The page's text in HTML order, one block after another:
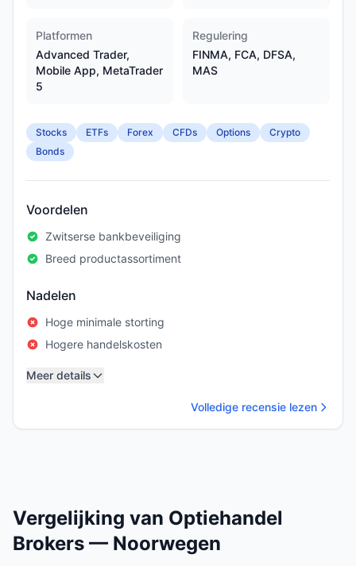
Platformen
Advanced Trader,
Mobile App, MetaTrader
5
Regulering
FINMA, FCA, DFSA,
MAS
Stocks ETFs Forex CFDs Options
Crypto
Bonds
Voordelen
Zwitserse bankbeveiliging
Breed productassortiment
Nadelen
Hoge minimale storting
Hogere handelskosten
Meer details
Volledige recensie lezen
Vergelijking van Optiehandel
Brokers — Noorwegen